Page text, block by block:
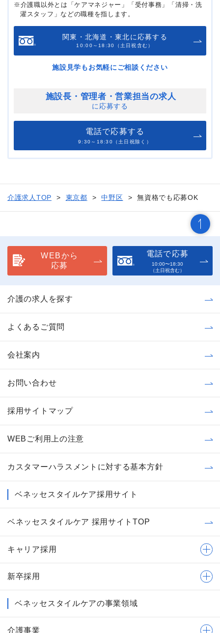
※介護職以外とは「ケアマネジャー」「受付事務」「清掃・洗
濯スタッフ」などの職種を指します。
関東・北海道・東北に応募する
10:00～18:30（土日祝含む）
施設見学もお気軽にご相談ください
施設長・管理者・営業担当の求人
に応募する
電話で応募する
9:30～18:30（土日祝除く）
介護求人TOP 東京都 中野区 無資格でも応募OK
WEBから
応募
電話で応募
10:00〜18:30
（土日祝含む）
介護の求人を探す
よくあるご質問
会社案内
お問い合わせ
採用サイトマップ
WEBご利用上の注意
カスタマーハラスメントに対する基本方針
ベネッセスタイルケア採用サイト
ベネッセスタイルケア 採用サイトTOP
キャリア採用
新卒採用
ベネッセスタイルケアの事業領域
介護事業